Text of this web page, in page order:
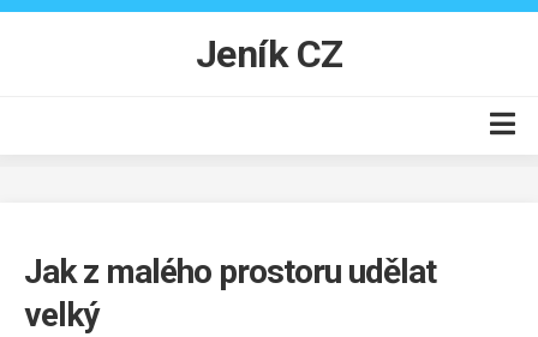
Skip
Jeník CZ
Byt
Finance
Jak z malého prostoru udělat
velký